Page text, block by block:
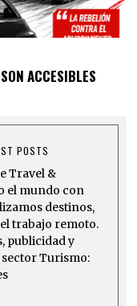
ACCESIBLES
POSTS
Travel &
el mundo con
destinos,
trabajo remoto.
publicidad y
Turismo: